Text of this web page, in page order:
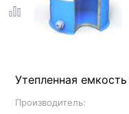
Утепленная
Производитель: